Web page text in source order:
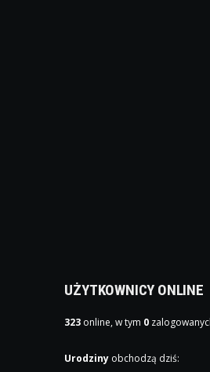
UŻYTKOWNICY ONLINE
323 online, w tym 0
Urodziny obchodzą dziś: